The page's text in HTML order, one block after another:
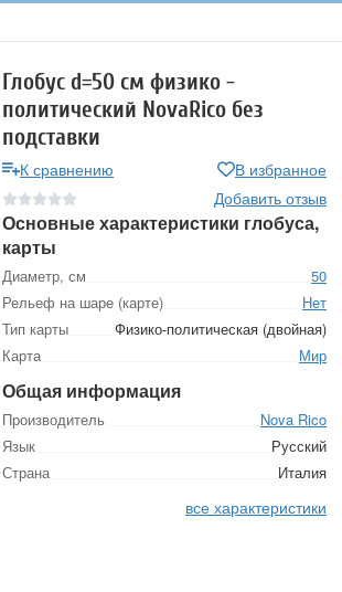
Глобус d=50 см физико -
политический NovaRico без
подставки
К сравнению
В избранное
Добавить отзыв
Основные характеристики глобуса,
карты
Диаметр, см
50
Рельеф на шаре (карте)
Нет
Тип карты
Физико-политическая (двойная)
Карта
Мир
Общая информация
Производитель
Nova Rico
Язык
Русский
Страна
Италия
все характеристики